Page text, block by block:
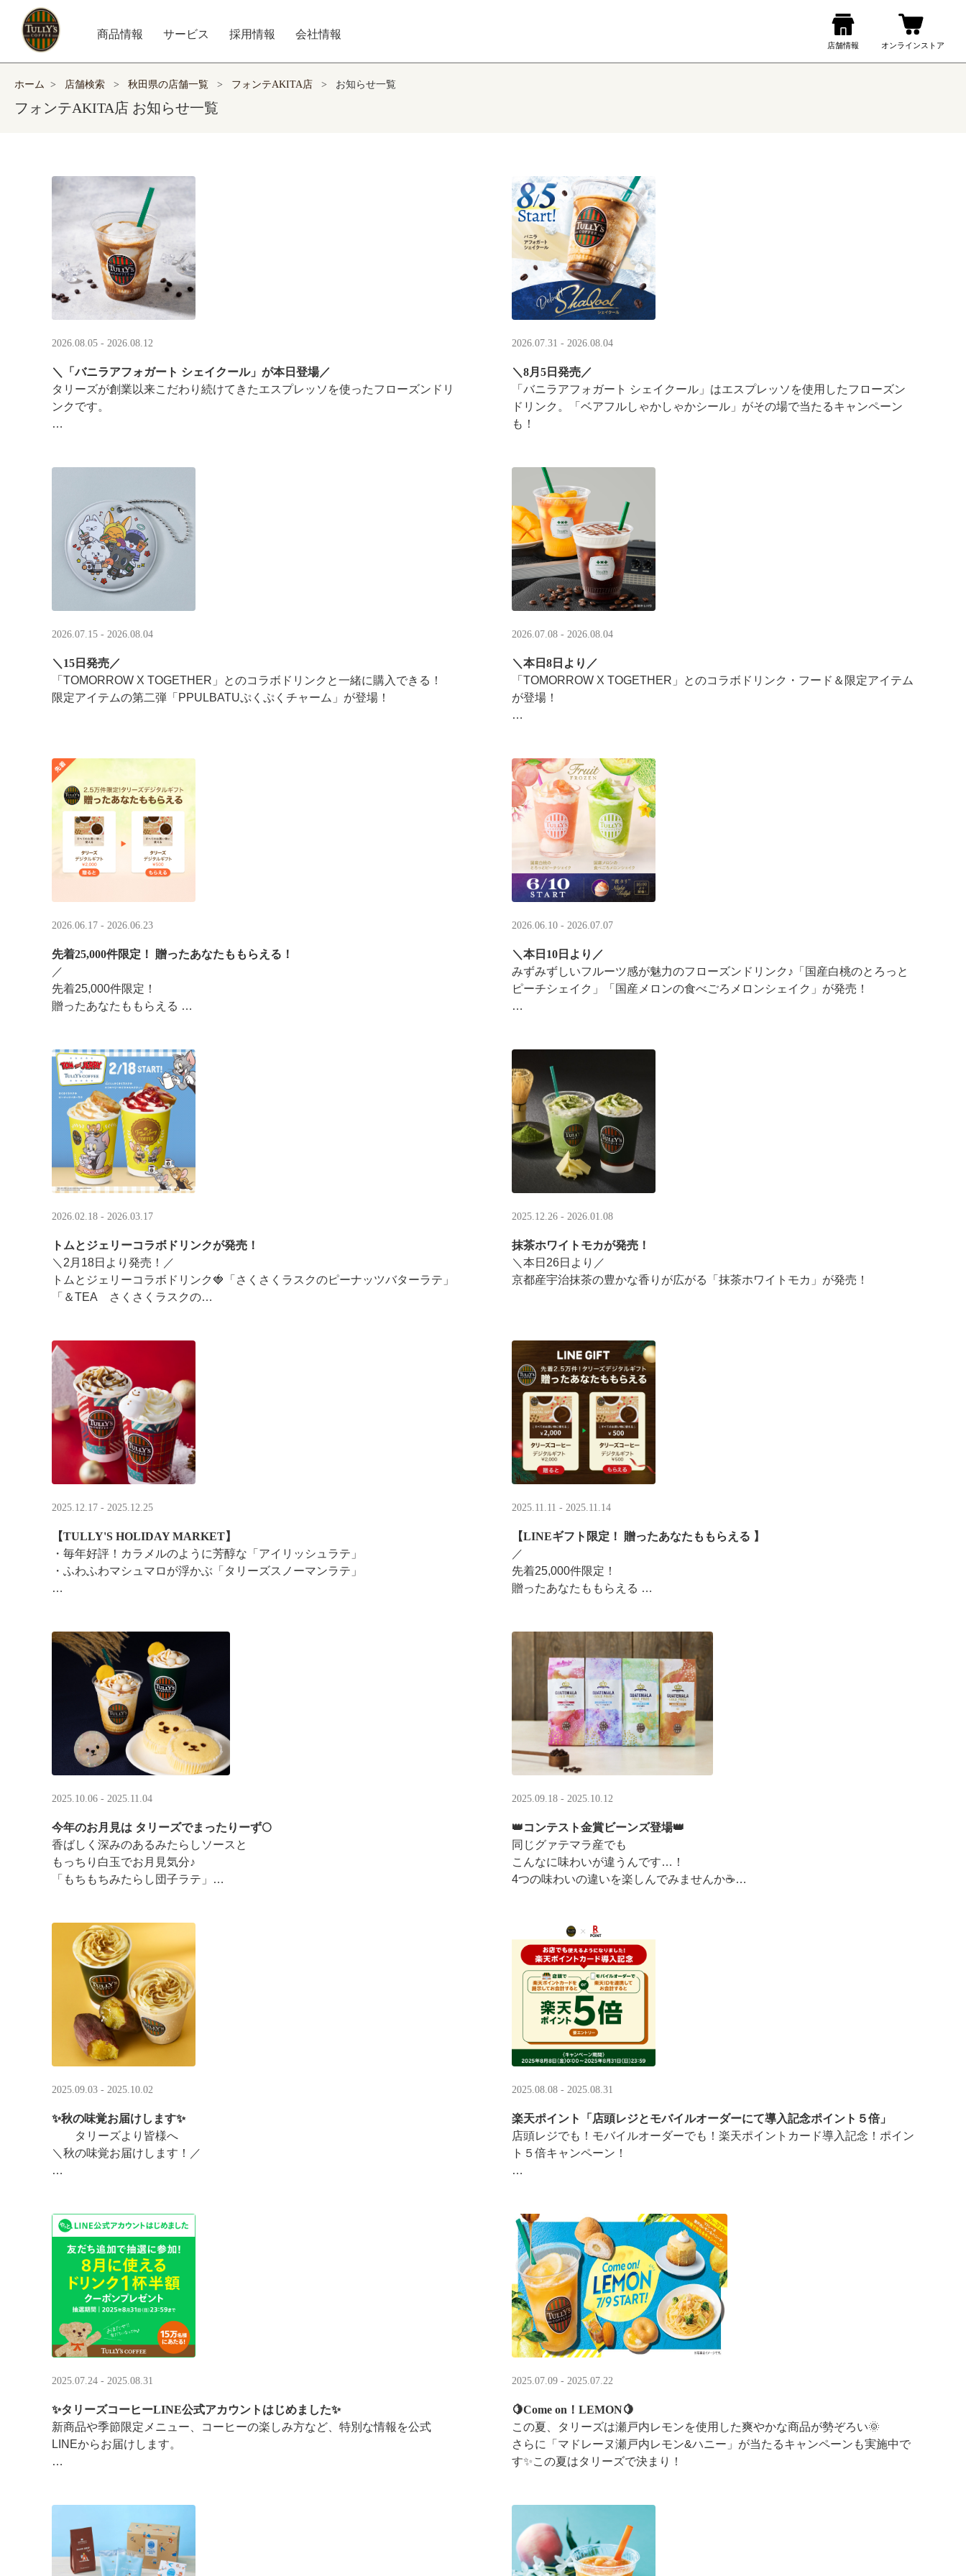
商品情報 サービス 採用情報 会社情報
ホーム > 店舗検索 > 秋田県の店舗一覧 > フォンテAKITA店 > お知らせ一覧
フォンテAKITA店 お知らせ一覧
2026.08.05 - 2026.08.12
＼「バニラアフォガート シェイクール」が本日登場／
タリーズが創業以来こだわり続けてきたエスプレッソを使ったフローズンドリ
ンクです。
2026.07.31 - 2026.08.04
＼8月5日発売／
「バニラアフォガート シェイクール」はエスプレッソを使用したフローズン
ドリンク。「ベアフルしゃかしゃかシール」がその場で当たるキャンペーン
も！
2026.07.15 - 2026.08.04
＼15日発売／
「TOMORROW X TOGETHER」とのコラボドリンクと一緒に購入できる！​
限定アイテムの第二弾「PPULBATUぷくぷくチャーム」​が登場！
2026.07.08 - 2026.08.04
＼本日8日より／
「TOMORROW X TOGETHER」とのコラボドリンク・フード＆限定アイテム
が登場！
2026.06.17 - 2026.06.23
先着25,000件限定！​ 贈ったあなたももらえる！
／ ​
先着25,000件限定！​
贈ったあなたももらえる ​
LINEギフト限定！タリーズデジタルギフト2,000円分を贈ると、自分も500円
分のデジタルギフトがもらえるキャンペーンがスタ ···
2026.06.10 - 2026.07.07
＼本日10日より／
みずみずしいフルーツ感が魅力のフローズンドリンク♪「国産白桃のとろっと
ピーチシェイク」「国産メロンの食べごろメロンシェイク」が発売！
2026.02.18 - 2026.03.17
トムとジェリーコラボドリンクが発売！
＼2月18日より発売！／
トムとジェリーコラボドリンク🍓「さくさくラスクのピーナッツバターラテ」
「＆TEA さくさくラスクの
2025.12.26 - 2026.01.08
抹茶ホワイトモカが発売！
＼本日26日より／
京都産宇治抹茶の豊かな香りが広がる「抹茶ホワイトモカ」が発売！
2025.12.17 - 2025.12.25
【TULLY'S HOLIDAY MARKET】
・毎年好評！カラメルのように芳醇な「アイリッシュラテ」
・ふわふわマシュマロが浮かぶ「タリーズスノーマンラテ」
2025.11.11 - 2025.11.14
【LINEギフト限定！ 贈ったあなたももらえる ​】
／ ​
先着25,000件限定！​
贈ったあなたももらえる ​
LINEギフト限定！ タリーズデジタルギフト2,000円分を贈ると、自分も500円
分のデジタルギフトがもらえるキャンペーンがス ···
2025.10.06 - 2025.11.04
今年のお月見は タリーズでまったりーず🌕
香ばしく深みのあるみたらしソースと
もっちり白玉でお月見気分♪
「もちもちみたらし団子ラテ」
お月様をモチーフにした
まんまるベアフルも皆様のご来店をお待ちしていま ···
2025.09.18 - 2025.10.12
👑コンテスト金賞ビーンズ登場👑
同じグァテマラ産でも
こんなに味わいが違うんです…！
4つの味わいの違いを楽しんでみませんか☕
グァテマラコーヒー体験イベントも実施中▼
2025.09.03 - 2025.10.02
✨秋の味覚お届けします✨
タリーズより皆様へ
＼秋の味覚お届けします！／
実りの秋らしいほっこりフードも続々登場です♪
涼しい店内で一足早い秋の訪 ···
2025.08.08 - 2025.08.31
楽天ポイント「店頭レジとモバイルオーダーにて導入記念ポイント５倍」
店頭レジでも！モバイルオーダーでも！楽天ポイントカード導入記念！ポイン
ト５倍キャンペーン！
8/8（金）0:00～8/31 ···
2025.07.24 - 2025.08.31
✨タリーズコーヒーLINE公式アカウントはじめました✨
新商品や季節限定メニュー、コーヒーの楽しみ方など、特別な情報を公式
LINEからお届けします。
2025.07.09 - 2025.07.22
🍋Come on！LEMON🍋
この夏、タリーズは瀬戸内レモンを使用した爽やかな商品が勢ぞろい🌞
さらに「マドレーヌ瀬戸内レモン&ハニー」が当たるキャンペーンも実施中で
す✨この夏はタリーズで決まり！